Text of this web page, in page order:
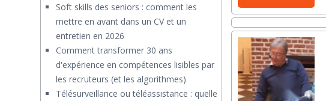
Soft skills des seniors : comment les
mettre en avant dans un CV et un
entretien en 2026
Comment transformer 30 ans
d'expérience en compétences lisibles par
les recruteurs (et les algorithmes)
Télésurveillance ou téléassistance : quelle